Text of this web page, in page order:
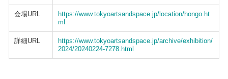
会場URL
https://www.tokyoartsandspace.jp/location/hongo.ht
ml
詳細URL
https://www.tokyoartsandspace.jp/archive/exhibition/
2024/20240224-7278.html